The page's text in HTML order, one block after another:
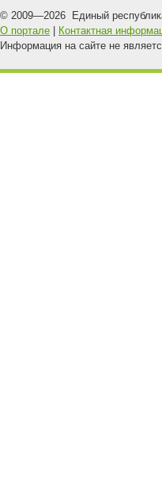
© 2009—2026 Единый
О портале
Контактная
Информация на сайте не